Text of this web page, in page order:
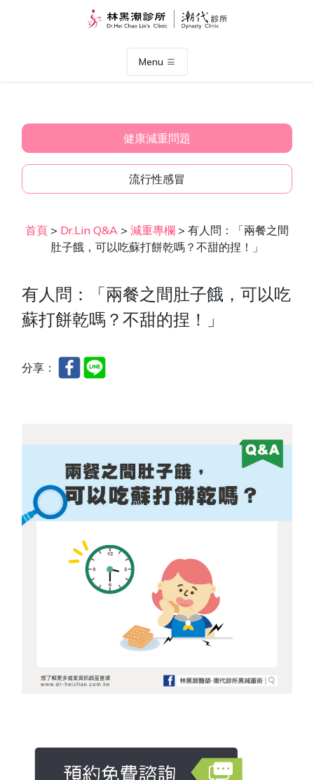
Menu
健康減重問題
流行性感冒
首頁 > Dr.Lin Q&A > 減重專欄 > 有人問：「兩餐之間
肚子餓，可以吃蘇打餅乾嗎？不甜的捏！」
有人問：「兩餐之間肚子餓，可以吃
蘇打餅乾嗎？不甜的捏！」
分享：